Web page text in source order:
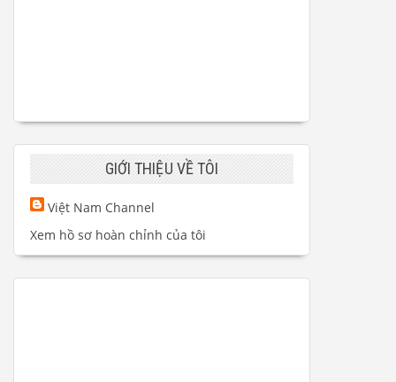
GIỚI THIỆU VỀ TÔI
Việt Nam Channel
Xem hồ sơ hoàn chỉnh của tôi